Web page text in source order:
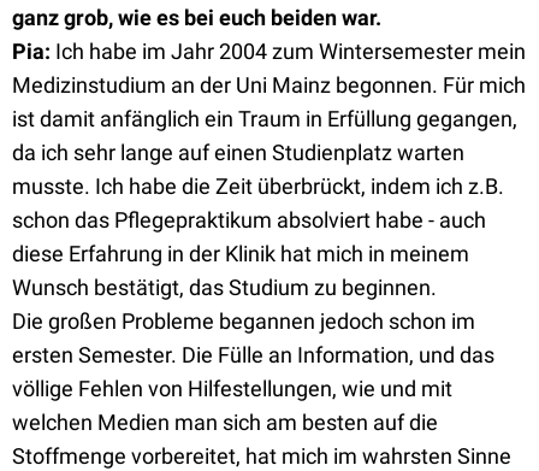
ganz grob, wie es bei euch beiden war.
Pia: Ich habe im Jahr 2004 zum Wintersemester mein
Medizinstudium an der Uni Mainz begonnen. Für mich
ist damit anfänglich ein Traum in Erfüllung gegangen,
da ich sehr lange auf einen Studienplatz warten
musste. Ich habe die Zeit überbrückt, indem ich z.B.
schon das Pflegepraktikum absolviert habe - auch
diese Erfahrung in der Klinik hat mich in meinem
Wunsch bestätigt, das Studium zu beginnen.
Die großen Probleme begannen jedoch schon im
ersten Semester. Die Fülle an Information, und das
völlige Fehlen von Hilfestellungen, wie und mit
welchen Medien man sich am besten auf die
Stoffmenge vorbereitet, hat mich im wahrsten Sinne